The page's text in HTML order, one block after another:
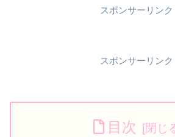
スポンサーリンク
スポンサーリンク
目次